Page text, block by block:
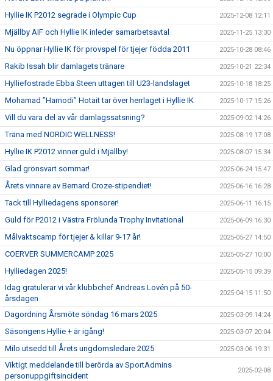
Hyllie IK P2012 segrade i Olympic Cup 2025-12-08 12:11
Mjällby AIF och Hyllie IK inleder samarbetsavtal 2025-11-25 13:30
Nu öppnar Hyllie IK för provspel för tjejer födda 2011 2025-10-28 08:46
Rakib Issah blir damlagets tränare 2025-10-21 22:34
Hylliefostrade Ebba Steen uttagen till U23-landslaget 2025-10-18 18:25
Mohamad ”Hamodi” Hotait tar över herrlaget i Hyllie IK 2025-10-17 15:26
Vill du vara del av vår damlagssatsning? 2025-09-02 14:26
Träna med NORDIC WELLNESS! 2025-08-19 17:08
Hyllie IK P2012 vinner guld i Mjällby! 2025-08-07 15:34
Glad grönsvart sommar! 2025-06-24 15:47
Årets vinnare av Bernard Croze-stipendiet! 2025-06-16 16:28
Tack till Hylliedagens sponsorer! 2025-06-11 16:15
Guld för P2012 i Västra Frölunda Trophy Invitational 2025-06-09 16:30
Målvaktscamp för tjejer & killar 9-17 år! 2025-05-27 14:50
COERVER SUMMERCAMP 2025 2025-05-27 10:00
Hylliedagen 2025! 2025-05-15 09:39
Idag gratulerar vi vår klubbchef Andreas Lovén på 50-
årsdagen
2025-04-15 11:50
Dagordning Årsmöte söndag 16 mars 2025 2025-03-09 14:24
Säsongens Hyllie + är igång! 2025-03-07 20:04
Milo utsedd till Årets ungdomsledare 2025 2025-03-06 19:31
Viktigt meddelande till berörda av SportAdmins
personuppgiftsincident
2025-02-08